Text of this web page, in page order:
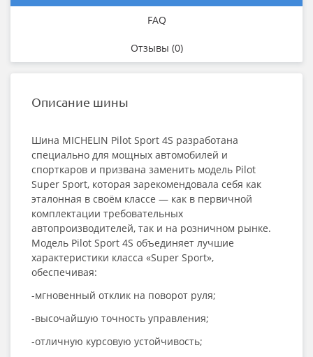
FAQ
Отзывы (0)
Описание шины
Шина MICHELIN Pilot Sport 4S разработана
специально для мощных автомобилей и
спорткаров и призвана заменить модель Pilot
Super Sport, которая зарекомендовала себя как
эталонная в своём классе — как в первичной
комплектации требовательных
автопроизводителей, так и на розничном рынке.
Модель Pilot Sport 4S объединяет лучшие
характеристики класса «Super Sport»,
обеспечивая:
-мгновенный отклик на поворот руля;
-высочайшую точность управления;
-отличную курсовую устойчивость;